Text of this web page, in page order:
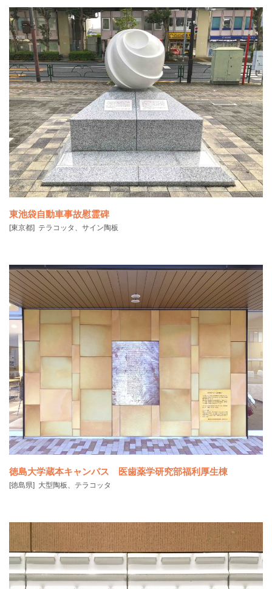
甲賀市の市章をメインモチーフにデザインしています。 市章の中にス
ポーツをする人々
この慰霊碑は交通事故ゼロを目指す新たな未来への「つぼみ」を表現
しています。球体は
東池袋自動車事故慰霊碑
[東京都] テラコッタ、サイン陶板
徳島大学蔵本キャンパス 医歯薬学研究部福利厚生棟
[徳島県] 大型陶板、テラコッタ